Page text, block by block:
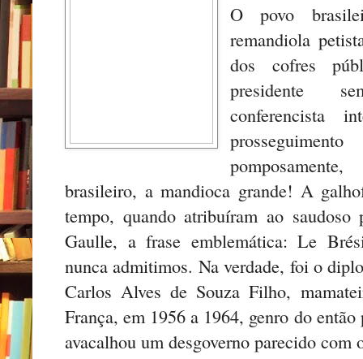
O povo
remandiola
dos cofres
presidente
conferencista
brasileiro, a mandioca grande! A
tempo, quando atribuíram ao saudoso
Gaulle, a frase emblemática: Le
nunca admitimos. Na verdade, foi o
Carlos Alves de Souza Filho,
França, em 1956 a 1964, genro do
avacalhou um desgoverno parecido com